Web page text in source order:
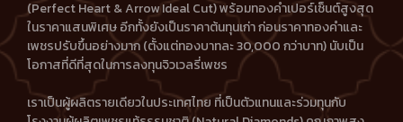
(Perfect Heart & Arrow Ideal Cut) พร้อมทองคำเปอร์เซ็นต์สูงสุด
ในราคาแสนพิเศษ อีกทั้งยังเป็นราคาต้นทุนเก่า ก่อนราคาทองคำและ
เพชรปรับขึ้นอย่างมาก (ตั้งแต่ทองบาทละ 30,000 กว่าบาท) นับเป็น
โอกาสที่ดีที่สุดในการลงทุนจิวเวลรี่เพชร
เราเป็นผู้ผลิตรายเดียวในประเทศไทย ที่เป็นตัวแทนและร่วมทุนกับ